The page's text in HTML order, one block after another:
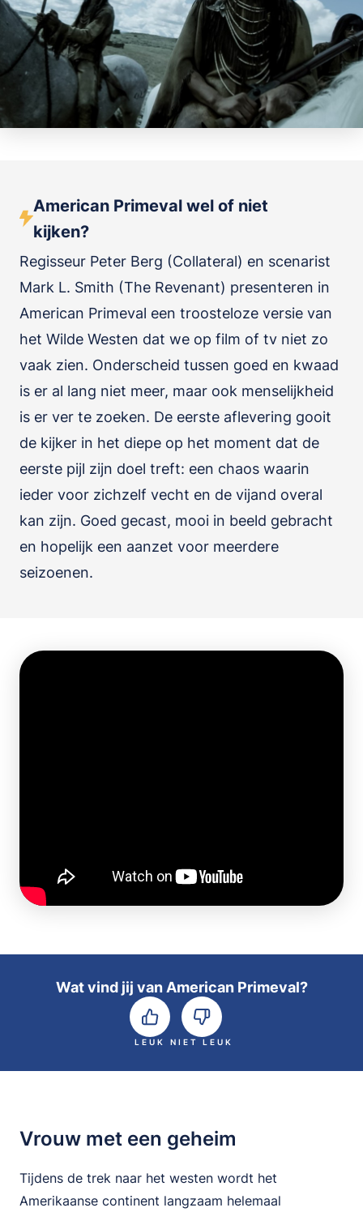
American Primeval wel of niet
kijken?
Regisseur Peter Berg (Collateral) en scenarist
Mark L. Smith (The Revenant) presenteren in
American Primeval een troosteloze versie van
het Wilde Westen dat we op film of tv niet zo
vaak zien. Onderscheid tussen goed en kwaad
is er al lang niet meer, maar ook menselijkheid
is er ver te zoeken. De eerste aflevering gooit
de kijker in het diepe op het moment dat de
eerste pijl zijn doel treft: een chaos waarin
ieder voor zichzelf vecht en de vijand overal
kan zijn. Goed gecast, mooi in beeld gebracht
en hopelijk een aanzet voor meerdere
seizoenen.
Wat vind jij van American Primeval?
LEUK NIET LEUK
Vrouw met een geheim
Tijdens de trek naar het westen wordt het
Amerikaanse continent langzaam helemaal